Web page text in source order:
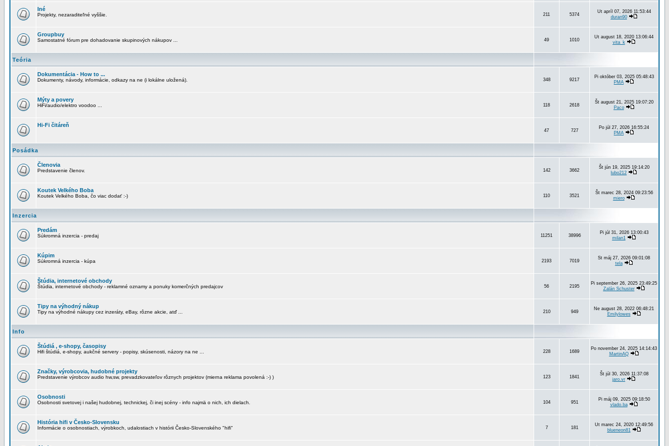
Iné
Projekty, nezaraditeľné vyššie. 211 5374
Ut apríl 07, 2026 11:53:44
duran90
Groupbuy
Samostatné fórum pre dohadovanie skupinových nákupov ... 49 1010
Ut august 18, 2020 13:06:44
vita_k
Teória
Dokumentácia - How to ...
Dokumenty, návody, informácie, odkazy na ne (i lokálne uložená). 348 9217
Pi október 03, 2025 05:48:43
PMA
Mýty a povery
HiFi/audio/elektro voodoo ... 118 2618
Št august 21, 2025 19:07:20
Paco
Hi-Fi čitáreň
47 727
Po júl 27, 2026 16:55:24
PMA
Posádka
Členovia
Predstavenie členov. 142 3662
Št jún 19, 2025 19:14:20
lubo212
Koutek Velkého Boba
Koutek Velkého Boba, čo viac dodať :-) 110 3521
Št marec 28, 2024 09:23:56
miero
Inzercia
Predám
Súkromná inzercia - predaj 11251 38996
Pi júl 31, 2026 13:00:43
milan1
Kúpim
Súkromná inzercia - kúpa 2193 7019
St máj 27, 2026 09:01:08
tela
Štúdia, internetové obchody
Štúdia, internetové obchody - reklamné oznamy a ponuky komerčných predajcov 56 2195
Pi september 26, 2025 23:49:25
Zalán Schuster
Tipy na výhodný nákup
Tipy na výhodné nákupy cez inzeráty, eBay, rôzne akcie, atď ... 210 949
Ne august 28, 2022 06:48:21
Emilylowes
Info
Štúdiá , e-shopy, časopisy
Hifi štúdiá, e-shopy, aukčné servery - popisy, skúsenosti, názory na ne ... 228 1689
Po november 24, 2025 14:14:43
MartinAQ
Značky, výrobcovia, hudobné projekty
Predstavenie výrobcov audio hw,sw, prevadzkovateľov rôznych projektov (mierna reklama povolená :-) ) 123 1841
Št júl 30, 2026 11:37:08
jaro.vr
Osobnosti
Osobnosti svetovej i našej hudobnej, technickej, či inej scény - info najmä o nich, ich dielach. 104 951
Pi máj 09, 2025 09:18:50
vlado.ba
História hifi v Česko-Slovensku
Informácie o osobnostiach, výrobkoch, udalostiach v histórii Česko-Slovenského "hifi" 7 181
Ut marec 24, 2020 12:49:56
blueneon81